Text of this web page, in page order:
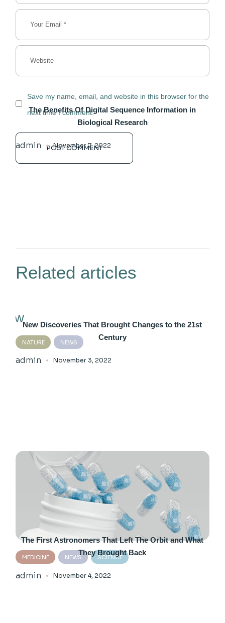
Save my name, email, and website in this browser for the
next time I comment.
POST COMMENT
Related articles
NATURE NEWS
The Benefits Of Digital Sequence Information in
Biological Research
admin November 7, 2022
MEDICINE NEWS SCIENCE
New Discoveries That Brought Changes to the 21st
Century
admin November 3, 2022
The First Astronomers That Left The Orbit and What
They Brought Back
admin November 4, 2022